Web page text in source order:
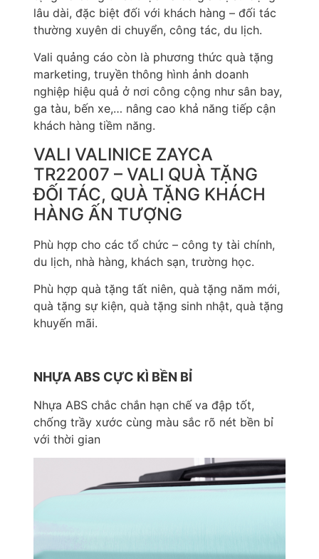
lâu dài, đặc biệt đối với khách hàng – đối tác
thường xuyên di chuyển, công tác, du lịch.
Vali quảng cáo còn là phương thức quà tặng
marketing, truyền thông hình ảnh doanh
nghiệp hiệu quả ở nơi công cộng như sân bay,
ga tàu, bến xe,… nâng cao khả năng tiếp cận
khách hàng tiềm năng.
VALI VALINICE ZAYCA
TR22007 – VALI QUÀ TẶNG
ĐỐI TÁC, QUÀ TẶNG KHÁCH
HÀNG ẤN TƯỢNG
Phù hợp cho các tổ chức – công ty tài chính,
du lịch, nhà hàng, khách sạn, trường học.
Phù hợp quà tặng tất niên, quà tặng năm mới,
quà tặng sự kiện, quà tặng sinh nhật, quà tặng
khuyến mãi.
NHỰA ABS CỰC KÌ BỀN BỈ
Nhựa ABS chắc chắn hạn chế va đập tốt,
chống trầy xước cùng màu sắc rõ nét bền bỉ
với thời gian